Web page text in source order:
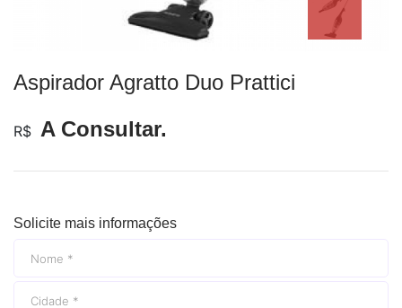
Aspirador Agratto Duo Prattici
R$ A Consultar.
Solicite mais informações